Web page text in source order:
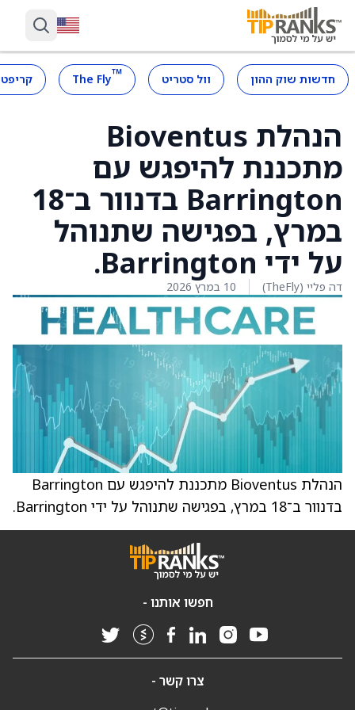
חדשות שוק ההון וול סטריט ™
The Fly
הנהלת Bioventus
מתכננת להיפגש עם
Barrington בדנוור ב־18
במרץ, בפגישה שתנוהל
על ידי Barrington.
דה פליי (TheFly) 10 במרץ 2026
הנהלת Bioventus מתכננת להיפגש עם Barrington
בדנוור ב־18 במרץ, בפגישה שתנוהל על ידי Barrington.
חפשו אותנו -
צרו קשר -